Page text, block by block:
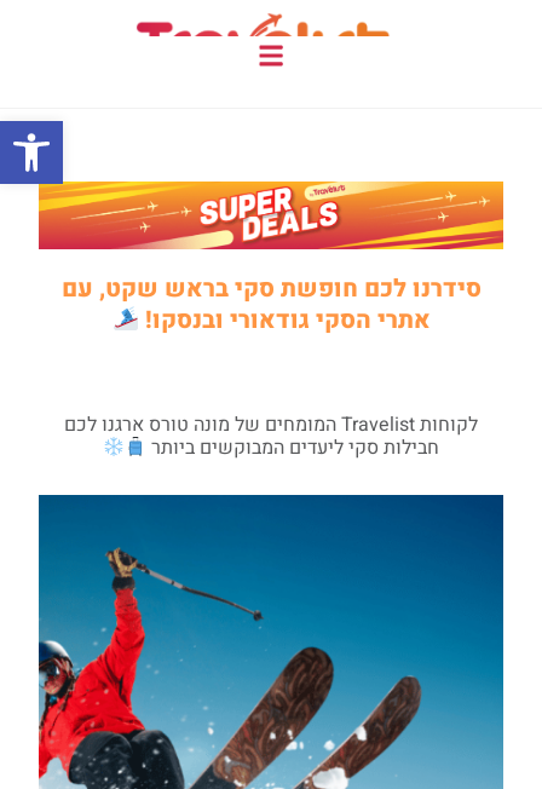
סידרנו לכם חופשת סקי בראש שקט, עם
אתרי הסקי גודאורי ובנסקו!
לקוחות Travelist המומחים של מונה טורס ארגנו לכם
חבילות סקי ליעדים המבוקשים ביותר